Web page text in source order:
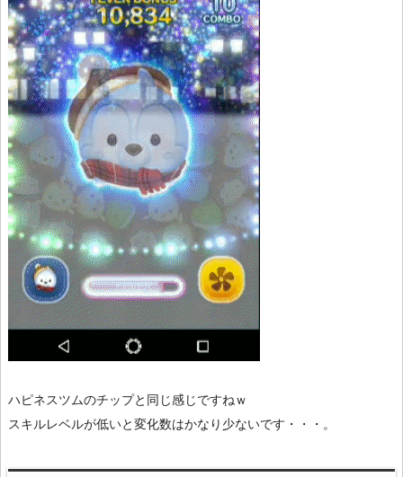
ハピネスツムのチップと同じ感じですねｗ
スキルレベルが低いと変化数はかなり少ないです・・・。